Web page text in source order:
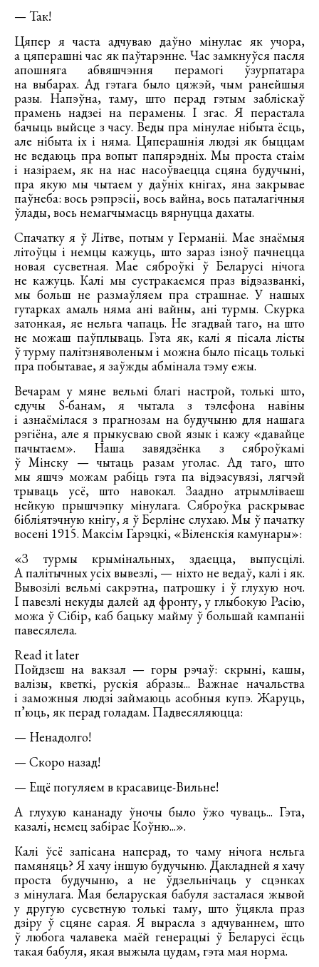
— Так!
Цяпер я часта адчуваю даўно мінулае як учора,
а цяперашні час як паўтарэнне. Час замкнуўся пасля
апошняга абвяшчэння перамогі ўзурпатара
на выбарах. Ад гэтага было цяжэй, чым ранейшыя
разы. Напэўна, таму, што перад гэтым забліскаў
прамень надзеі на перамены. І згас. Я перастала
бачыць выйсце з часу. Веды пра мінулае нібыта ёсць,
але нібыта іх і няма. Цяперашнія людзі як быццам
не ведаюць пра вопыт папярэдніх. Мы проста стаім
і назіраем, як на нас насоўваецца сцяна будучыні,
пра якую мы чытаем у даўніх кнігах, яна закрывае
паўнеба: вось рэпрэсіі, вось вайна, вось паталагічныя
ўлады, вось немагчымасць вярнуцца дахаты.
Спачатку я ў Літве, потым у Германіі. Мае знаёмыя
літоўцы і немцы кажуць, што зараз ізноў пачнецца
новая сусветная. Мае сяброўкі ў Беларусі нічога
не кажуць. Калі мы сустракаемся праз відэазванкі,
мы больш не размаўляем пра страшнае. У нашых
гутарках амаль няма ані вайны, ані турмы. Скурка
затонкая, яе нельга чапаць. Не згадвай таго, на што
не можаш паўплываць. Гэта як, калі я пісала лісты
ў турму палітзняволеным і можна было пісаць толькі
пра побытавае, я заўжды абмінала тэму ежы.
Вечарам у мяне вельмі благі настрой, толькі што,
едучы S-банам, я чытала з тэлефона навіны
і азнаёмілася з прагнозам на будучыню для нашага
рэгіёна, але я прыкусваю свой язык і кажу «давайце
пачытаем». Наша завядзёнка з сяброўкамі
ў Мінску — чытаць разам уголас. Ад таго, што
мы яшчэ можам рабіць гэта па відэасувязі, лягчэй
трываць усё, што навокал. Заадно атрымліваеш
нейкую прышчэпку мінулага. Сяброўка раскрывае
бібліятэчную кнігу, я ў Берліне слухаю. Мы ў пачатку
восені 1915. Максім Гарэцкі, «Віленскія камунары»:
«З турмы крымінальных, здаецца, выпусцілі.
А палітычных усіх вывезлі, — ніхто не ведаў, калі і як.
Вывозілі вельмі сакрэтна, патрошку і ў глухую ноч.
І павезлі некуды далей ад фронту, у глыбокую Расію,
можа ў Сібір, каб бацьку майму ў большай кампаніі
павесялела.
Read it later
Пойдзеш на вакзал — горы рэчаў: скрыні, кашы,
валізы, кветкі, рускія абразы... Важнае начальства
і заможныя людзі займаюць асобныя купэ. Жаруць,
п’юць, як перад голадам. Падвесяляюцца:
— Ненадолго!
— Скоро назад!
— Ещё погуляем в красавице-Вильне!
А глухую кананаду ўночы было ўжо чуваць... Гэта,
казалі, немец забірае Коўню...».
Калі ўсё запісана наперад, то чаму нічога нельга
памяняць? Я хачу іншую будучыню. Дакладней я хачу
проста будучыню, а не ўдзельнічаць у сцэнках
з мінулага. Мая беларуская бабуля засталася жывой
у другую сусветную толькі таму, што ўцякла праз
дзіру ў сцяне сарая. Я вырасла з адчуваннем, што
ў любога чалавека маёй генерацыі ў Беларусі ёсць
такая бабуля, якая выжыла цудам, гэта мая норма.